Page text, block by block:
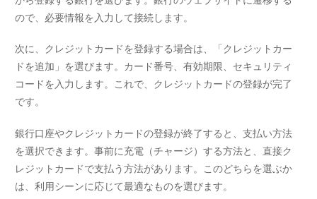
ので、必要情報を入力して接続します。
次に、クレジットカードを登録する場合は、「クレジットカー
ドを追加」を選びます。カード番号、有効期限、セキュリティ
コードを入力します。これで、クレジットカードの登録が完了
です。
銀行口座やクレジットカードの登録が終了すると、支払い方法
を選択できます。事前に充電（チャージ）する方法と、直接ク
レジットカードで支払う方法があります。このどちらを選ぶか
は、利用シーンに応じて最適なものを選びます。